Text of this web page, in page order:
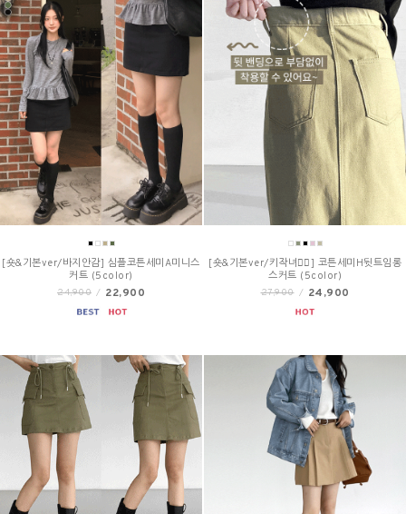
[숏&기본ver/바지안감] 심플코튼세미A미니스
커트 (5color)
24,900 / 22,900
[숏&기본ver/키작녀🙆‍♀️] 코튼세미H뒷트임롱
스커트 (5color)
27,900 / 24,900